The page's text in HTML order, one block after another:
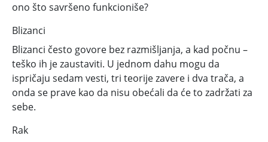
ono što savršeno funkcioniše?
Blizanci
Blizanci često govore bez razmišljanja, a kad počnu –
teško ih je zaustaviti. U jednom dahu mogu da
ispričaju sedam vesti, tri teorije zavere i dva trača, a
onda se prave kao da nisu obećali da će to zadržati za
sebe.
Rak